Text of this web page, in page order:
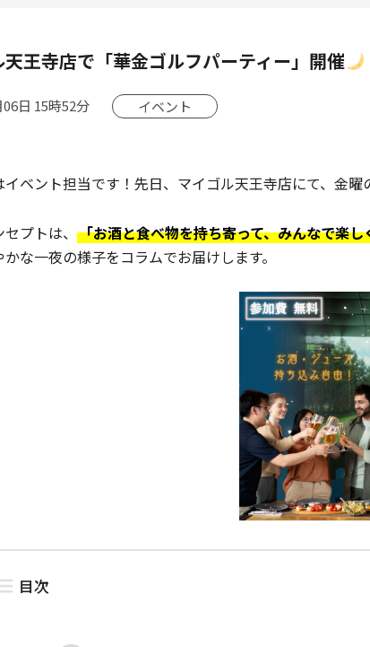
王寺店で「華金ゴルフパーティー」開催
日 15時52分 イベント
イベント担当です！先日、マイゴル天王寺店にて、金曜
プトは、 「お酒と食べ物を持ち寄って、みんなで楽
な一夜の様子をコラムでお届けします。
目次